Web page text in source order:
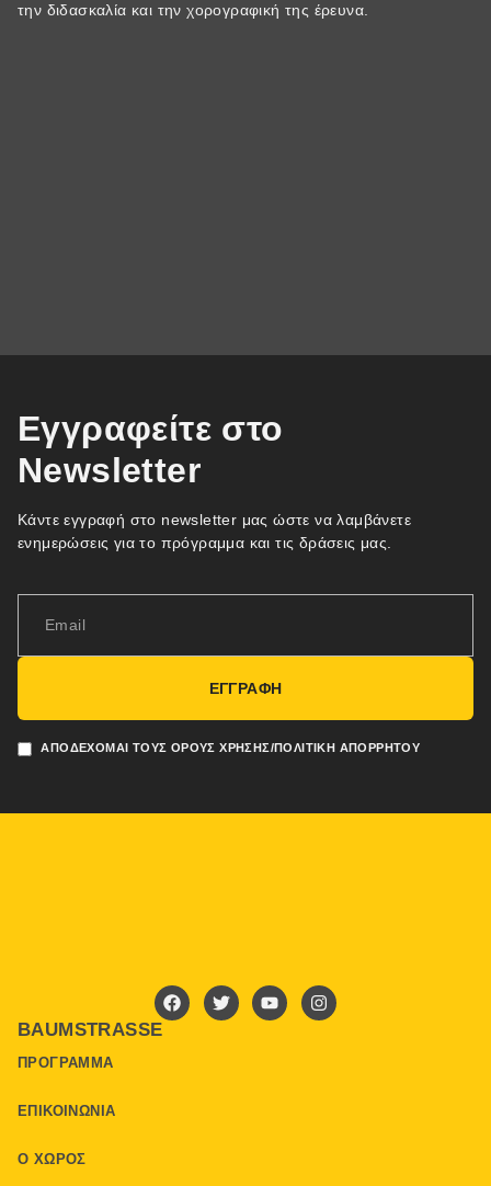
την διδασκαλία και την χορογραφική της έρευνα.
Εγγραφείτε στο
Newsletter
Κάντε εγγραφή στο newsletter μας ώστε να λαμβάνετε
ενημερώσεις για το πρόγραμμα και τις δράσεις μας.
ΑΠΟΔΈΧΟΜΑΙ ΤΟΥΣ ΌΡΟΥΣ ΧΡΉΣΗΣ/ΠΟΛΙΤΙΚΉ ΑΠΟΡΡΉΤΟΥ
ΕΓΓΡΑΦΗ
BAUMSTRASSE
ΠΡΌΓΡΑΜΜΑ
ΕΠΙΚΟΙΝΩΝΊΑ
Ο ΧΏΡΟΣ